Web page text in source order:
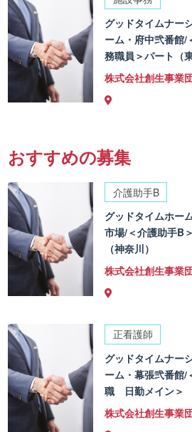
グッドタイムナー
ーム・府中弐番館/
務職員＞パート（
株式会社創生事業
おすすめの募集
介護助手B
グッドタイムホー
市場/＜介護助手B
（神奈川）
株式会社創生事業
正看護師
グッドタイムナー
ーム・幕張弐番館/
職 日勤メイン＞
株式会社創生事業